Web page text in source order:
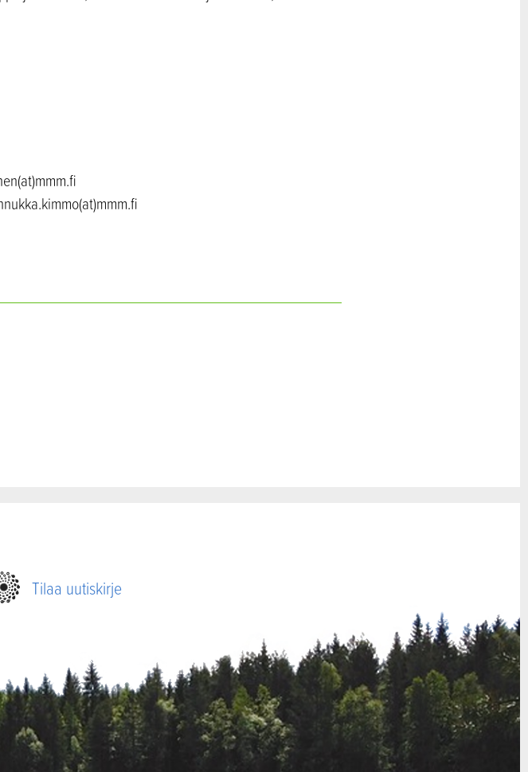
Tilaa uutiskirje